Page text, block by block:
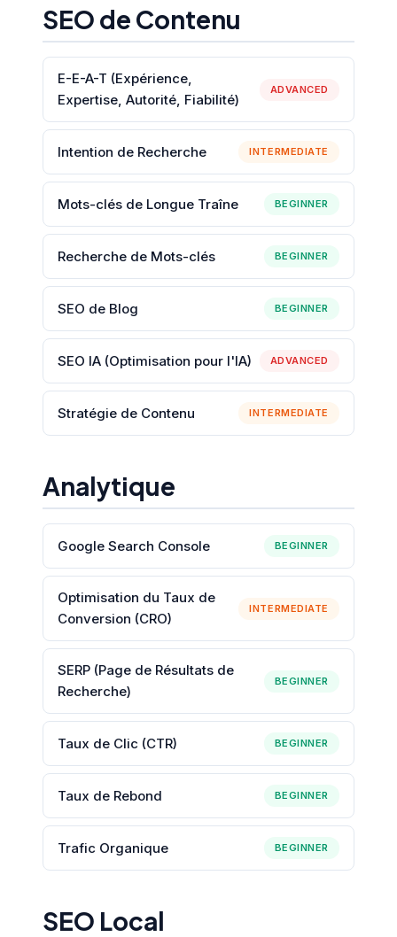
SEO de Contenu
E-E-A-T (Expérience,
Expertise, Autorité, Fiabilité)
ADVANCED
Intention de Recherche INTERMEDIATE
Mots-clés de Longue Traîne BEGINNER
Recherche de Mots-clés BEGINNER
SEO de Blog BEGINNER
SEO IA (Optimisation pour l'IA) ADVANCED
Stratégie de Contenu INTERMEDIATE
Analytique
Google Search Console BEGINNER
Optimisation du Taux de
Conversion (CRO)
INTERMEDIATE
SERP (Page de Résultats de
Recherche)
BEGINNER
Taux de Clic (CTR) BEGINNER
Taux de Rebond BEGINNER
Trafic Organique BEGINNER
SEO Local